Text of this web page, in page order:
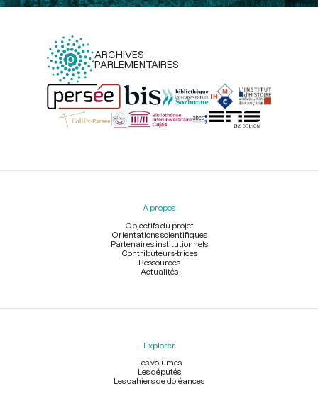
ARCHIVES
PARLEMENTAIRES
Menu
À propos
Objectifs du projet
Orientations scientifiques
Partenaires institutionnels
Contributeurs-trices
Ressources
Actualités
Explorer
Les volumes
Les députés
Les cahiers de doléances